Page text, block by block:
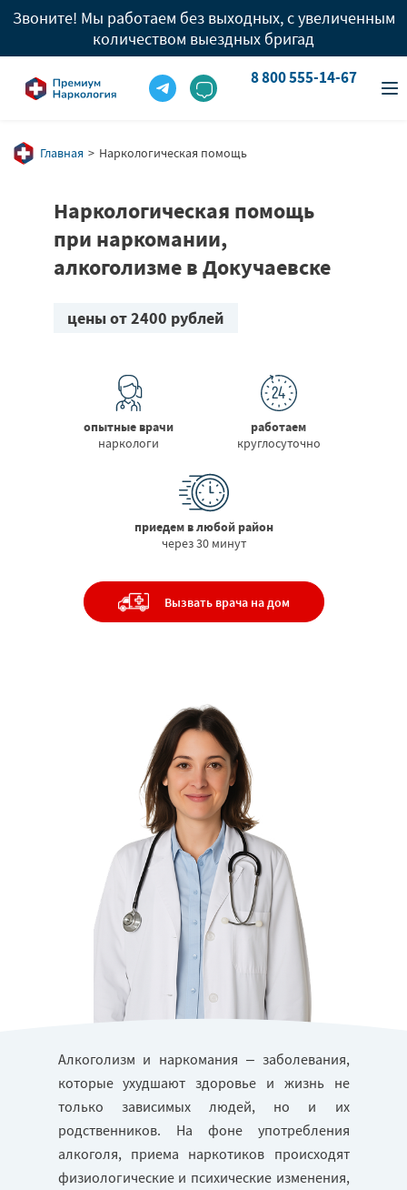
Звоните! Мы работаем без выходных, с увеличенным
количеством выездных бригад
8 800 555-14-67
8 800 555-14-67 info@premium-clinic.com
Вызов врача
Главная Наркологическая помощь
Наркологическая помощь
при наркомании,
алкоголизме в Докучаевске
цены от 2400 рублей
опытные врачи
наркологи
работаем
круглосуточно
приедем в любой район
через 30 минут
Вызвать врача на дом
Алкоголизм и наркомания – заболевания,
которые ухудшают здоровье и жизнь не
только зависимых людей, но и их
родственников. На фоне употребления
алкоголя, приема наркотиков происходят
физиологические и психические изменения,